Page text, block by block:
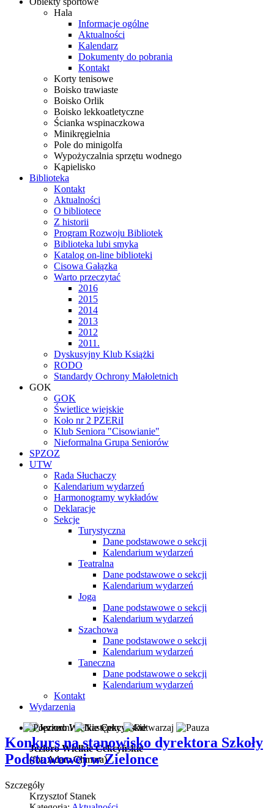
Hala
Informacje ogólne
Aktualności
Kalendarz
Dokumenty do pobrania
Kontakt
Korty tenisowe
Boisko trawiaste
Boisko Orlik
Boisko lekkoatletyczne
Ścianka wspinaczkowa
Minikręgielnia
Pole do minigolfa
Wypożyczalnia sprzętu wodnego
Kąpielisko
Biblioteka
Kontakt
Aktualności
O bibliotece
Z historii
Program Rozwoju Bibliotek
Biblioteka lubi smyka
Katalog on-line biblioteki
Cisowa Gałązka
Warto przeczytać
2016
2015
2014
2013
2012
2011.
Dyskusyjny Klub Książki
RODO
Standardy Ochrony Małoletnich
GOK
GOK
Świetlice wiejskie
Koło nr 2 PZERiI
Klub Seniora "Cisowianie"
Nieformalna Grupa Seniorów
SPZOZ
UTW
Rada Słuchaczy
Kalendarium wydarzeń
Harmonogramy wykładów
Deklaracje
Sekcje
Turystyczna
Dane podstawowe o sekcji
Kalendarium wydarzeń
Teatralna
Dane podstawowe o sekcji
Kalendarium wydarzeń
Joga
Dane podstawowe o sekcji
Kalendarium wydarzeń
Szachowa
Dane podstawowe o sekcji
Kalendarium wydarzeń
Taneczna
Dane podstawowe o sekcji
Kalendarium wydarzeń
Kontakt
Wydarzenia
Jezioro Wielkie Cekcyńskie
(fot. Adam Chmara)
(fot. Adam Chmara)
Konkurs na stanowisko dyrektora Szkoły
Podstawowej w Zielonce
Szczegóły
Krzysztof Stanek